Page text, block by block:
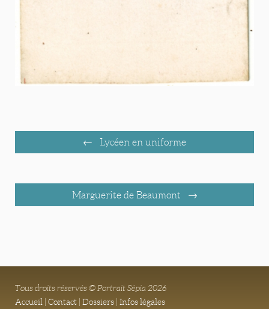
Lycéen en uniforme
Marguerite de Beaumont
Tous droits réservés © Portrait Sépia 2026
Accueil
Contact Dossiers Infos légales